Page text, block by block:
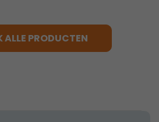
ALLE PRODUCTEN